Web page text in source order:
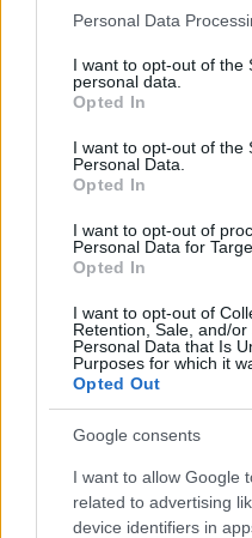
Please note that this
not limited to your visit or
grant or deny consent to
use your data for below
consent section.
Personal Data
I want to opt-out of the
personal data.
Opted In
I want to opt-out of the
Personal Data.
Opted In
I want to opt-out of
Personal Data for
Opted In
I want to opt-out of
Retention, Sale, and/
Personal Data that Is
Purposes for which it
Opted Out
Google consents
I want to allow Google
related to advertising
device identifiers in
Continua a